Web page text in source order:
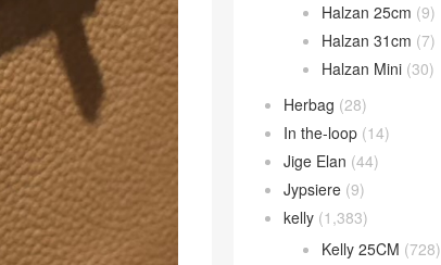
Halzan 25cm (9)
Halzan 31cm (7)
Halzan Mini (30)
Herbag (28)
In the-loop (14)
Jige Elan (44)
Jypsiere (9)
kelly (1,383)
Kelly 25CM (728)